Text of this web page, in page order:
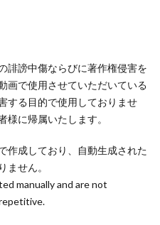
誹謗中傷ならびに著作権侵害を
画で使用させていただいている
する目的で使用しておりませ
様に帰属いたします。
作成しており、自動生成された
ません。
manually and are not